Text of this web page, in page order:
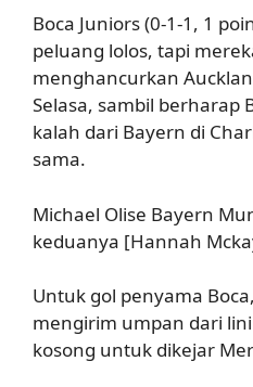
Boca Juniors (0-1-1, 1
peluang lolos, tapi
menghancurkan
Selasa, sambil berharap
kalah dari Bayern di
sama.
Michael Olise Bayern
keduanya [Hannah
Untuk gol penyama
mengirim umpan dari
kosong untuk dikejar